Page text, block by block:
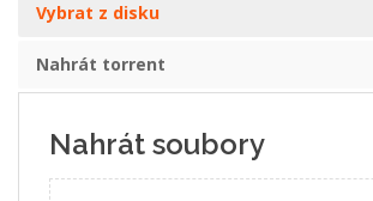
Vybrat z disku
Nahrát torrent
Nahrát soubory